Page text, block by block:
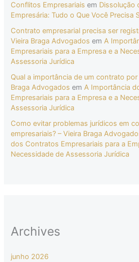
Conflitos Empresariais em Dissolução
Empresária: Tudo o Que Você Precisa
Contrato empresarial precisa ser
Vieira Braga Advogados emA
Empresariais para a Empresa e a
Assessoria Jurídica
Qual a importância de um contrato por
Braga Advogados emA Importância
Empresariais para a Empresa e a
Assessoria Jurídica
Como evitar problemas jurídicos em
empresariais? – Vieira Braga
dos Contratos Empresariais para a
Necessidade de Assessoria Jurídica
Archives
junho 2026